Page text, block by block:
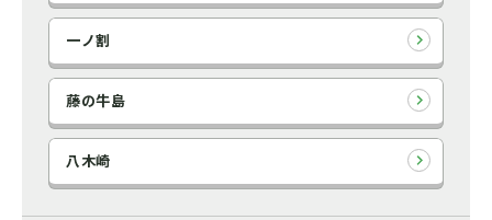
一ノ割
藤の牛島
八木崎